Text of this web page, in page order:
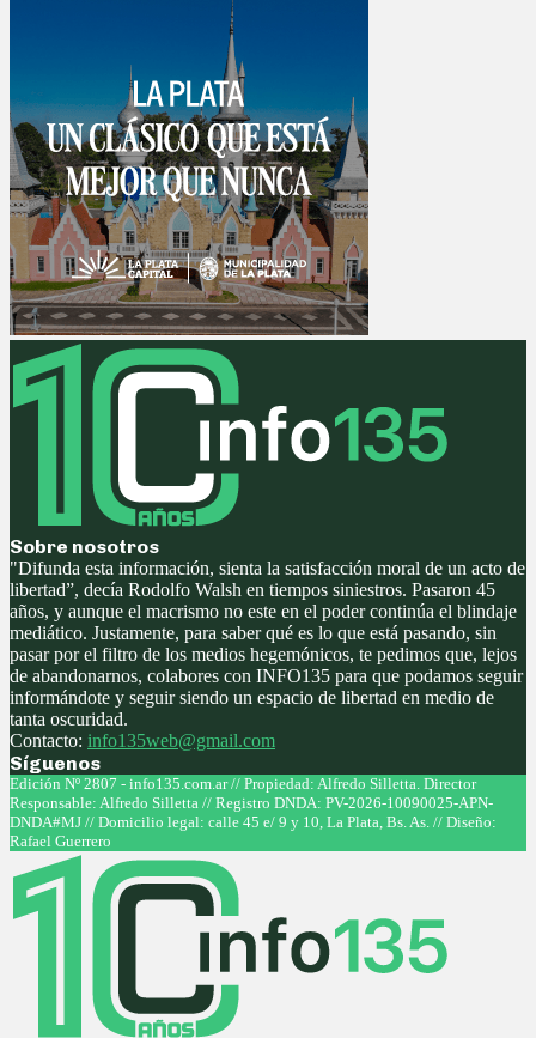
Sobre nosotros
"Difunda esta información, sienta la satisfacción moral de un acto de
libertad”, decía Rodolfo Walsh en tiempos siniestros. Pasaron 45
años, y aunque el macrismo no este en el poder continúa el blindaje
mediático. Justamente, para saber qué es lo que está pasando, sin
pasar por el filtro de los medios hegemónicos, te pedimos que, lejos
de abandonarnos, colabores con INFO135 para que podamos seguir
informándote y seguir siendo un espacio de libertad en medio de
tanta oscuridad.
Contacto: info135web@gmail.com
Síguenos
Facebook
Twitter
Instagram
Youtube
Edición Nº 2807 - info135.com.ar // Propiedad: Alfredo Silletta. Director
Responsable: Alfredo Silletta // Registro DNDA: PV-2026-10090025-APN-
DNDA#MJ // Domicilio legal: calle 45 e/ 9 y 10, La Plata, Bs. As. // Diseño:
Rafael Guerrero